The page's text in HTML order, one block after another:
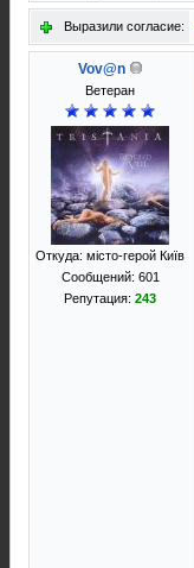
Выразили согласие:
Vov@n
Ветеран
Откуда: місто-герой Київ
Сообщений: 601
Репутация: 243